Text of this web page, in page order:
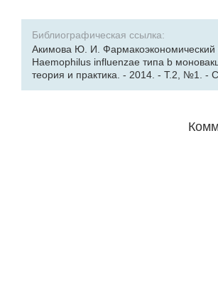
Библиографическая ссылка:
Акимова Ю. И. Фармакоэкономический
Haemophilus influenzae типа b
теория и практика. - 2014. - Т.2, №1. -